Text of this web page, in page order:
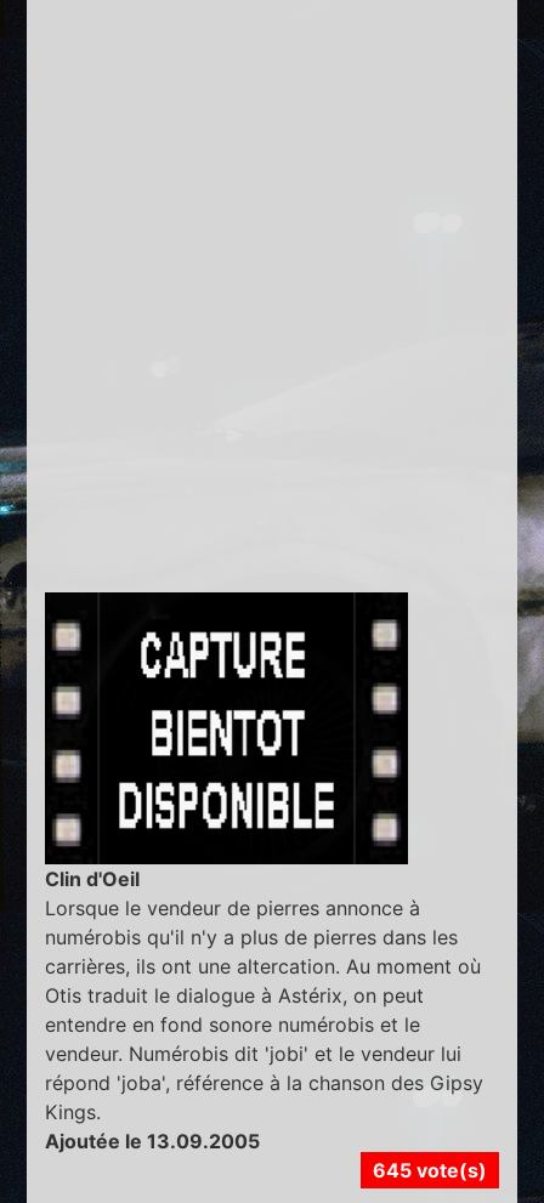
Clin d'Oeil
Lorsque le vendeur de pierres annonce à
numérobis qu'il n'y a plus de pierres dans les
carrières, ils ont une altercation. Au moment où
Otis traduit le dialogue à Astérix, on peut
entendre en fond sonore numérobis et le
vendeur. Numérobis dit 'jobi' et le vendeur lui
répond 'joba', référence à la chanson des Gipsy
Kings.
Ajoutée le 13.09.2005
645 vote(s)